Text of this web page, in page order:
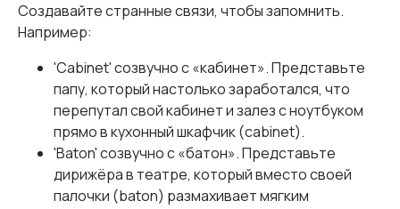
Создавайте странные связи, чтобы запомнить.
Например:
'Cabinet' созвучно с «кабинет». Представьте
папу, который настолько заработался, что
перепутал свой кабинет и залез с ноутбуком
прямо в кухонный шкафчик (cabinet).
'Baton' созвучно с «батон». Представьте
дирижёра в театре, который вместо своей
палочки (baton) размахивает мягким